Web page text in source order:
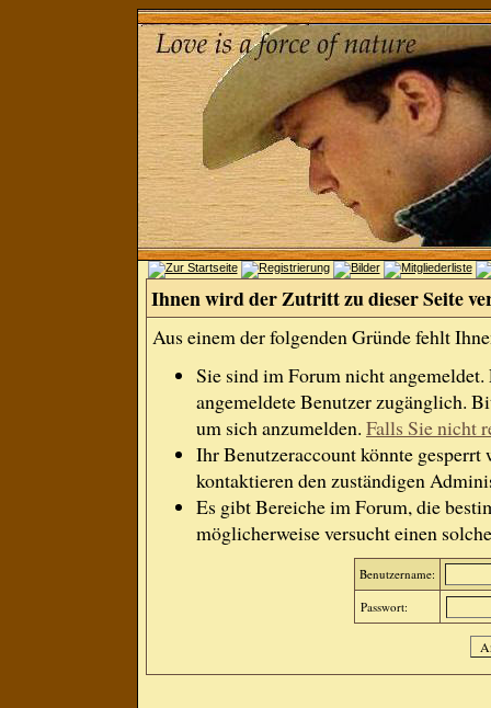
Ihnen wird der Zutritt zu dieser Seite
Aus einem der folgenden Gründe fehlt
Sie sind im Forum nicht
angemeldete Benutzer zugänglich.
um sich anzumelden. Falls Sie nicht
Ihr Benutzeraccount könnte gesperrt
kontaktieren den zuständigen
Es gibt Bereiche im Forum, die
möglicherweise versucht einen
Benutzername:
Passwort: